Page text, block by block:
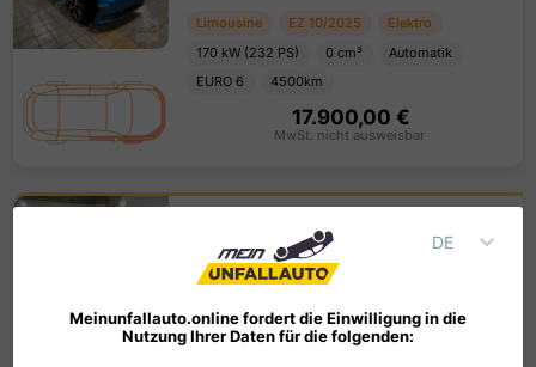
Limousine EZ 10/2025
Elektro
170 kW (232 PS) 0 cm³
Automatik
EURO 6
4500km
17.900,00 €
MwSt. nicht ausweisbar
Black Style Digital Cockpit PRO Matrix-
LED-IQ-Light
SUV/Geländewagen
110kW (150 PS) 1498cm³
Automatik
EURO 6
45500km
DE
Meinunfallauto.online fordert die Einwilligung in die
Nutzung Ihrer Daten für die folgenden: